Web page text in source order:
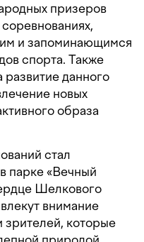
призеров
и запоминающимся
спорта. Также
данного
новых
образа
стал
парке «Вечный
Шелкового
внимание
зрителей, которые